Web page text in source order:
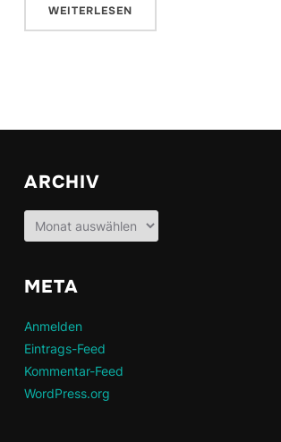
WEITERLESEN
ARCHIV
Archiv
META
Anmelden
Eintrags-Feed
Kommentar-Feed
WordPress.org